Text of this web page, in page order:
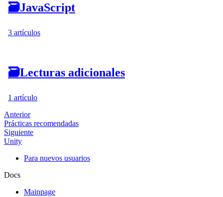
🗃JavaScript
3 artículos
🗃Lecturas adicionales
1 artículo
Anterior
Prácticas recomendadas
Siguiente
Unity
Para nuevos usuarios
Docs
Mainpage